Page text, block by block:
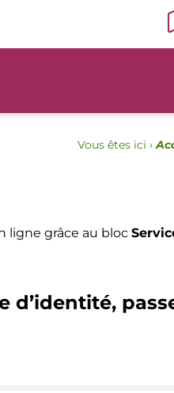
Vous êtes ici ›
ligne grâce au bloc
d’identité,